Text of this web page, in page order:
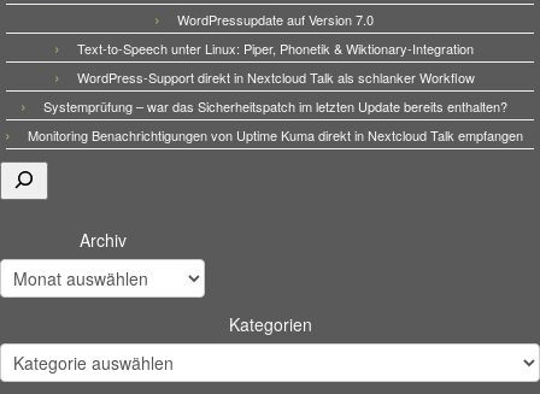
WordPressupdate auf Version 7.0
Text-to-Speech unter Linux: Piper, Phonetik & Wiktionary-Integration
WordPress-Support direkt in Nextcloud Talk als schlanker Workflow
Systemprüfung – war das Sicherheitspatch im letzten Update bereits enthalten?
Monitoring Benachrichtigungen von Uptime Kuma direkt in Nextcloud Talk empfangen
Suchen
Archiv
Kategorien